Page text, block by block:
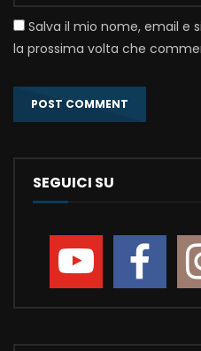
Salva il mio nome, email e
la prossima volta che
SEGUICI SU